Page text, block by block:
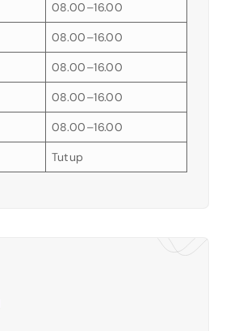
08.00–16.00
08.00–16.00
08.00–16.00
08.00–16.00
08.00–16.00
Tutup